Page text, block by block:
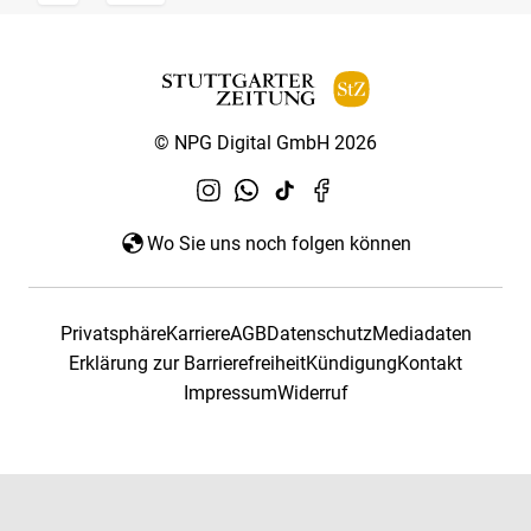
© NPG Digital GmbH 2026
Wo Sie uns noch folgen können
PrivatsphäreKarriereAGBDatenschutzMediadaten
Erklärung zur BarrierefreiheitKündigungKontakt
ImpressumWiderruf